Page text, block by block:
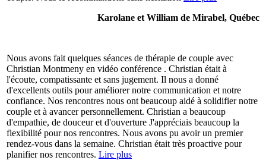
Karolane et William de Mirabel, Québec
Nous avons fait quelques séances de thérapie de couple avec
Christian Montmeny en vidéo conférence . Christian était à
l'écoute, compatissante et sans jugement. Il nous a donné
d'excellents outils pour améliorer notre communication et notre
confiance. Nos rencontres nous ont beaucoup aidé à solidifier notre
couple et à avancer personnellement. Christian a beaucoup
d'empathie, de douceur et d'ouverture J'appréciais beaucoup la
flexibilité pour nos rencontres. Nous avons pu avoir un premier
rendez-vous dans la semaine. Christian était très proactive pour
planifier nos rencontres. Lire plus